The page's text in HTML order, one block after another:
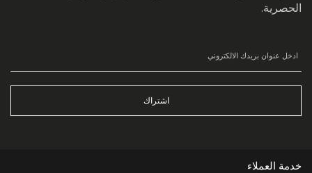
الحصرية.
اشتراك
خدمة العملاء